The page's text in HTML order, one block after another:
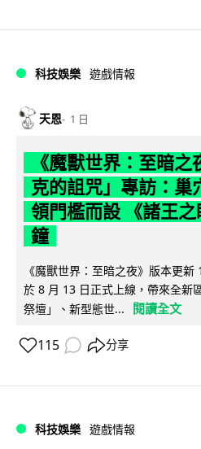
科技娛樂 遊戲情報
天恩 1 日
《魔獸世界：至暗
克的詛咒」專訪：巢
領門檻而設 《諸王
鐘
《魔獸世界：至暗之夜》版本更
於 8 月 13 日正式上線，帶來全新
祭壇」、新型態世...
閱讀全文
115 分享
科技娛樂 遊戲情報